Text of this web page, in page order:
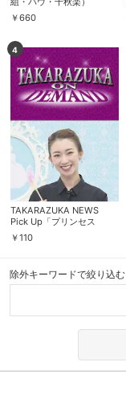
￥660
4
TAKARAZUKA NEWS
Pick Up「プリンセス
Recipe 星南のぞみ」
￥110
除外キーワードで絞り込む